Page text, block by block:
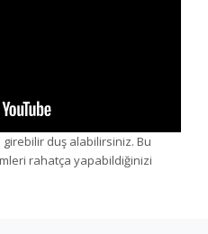
duş alabilirsiniz. Bu
rahatça yapabildiğinizi